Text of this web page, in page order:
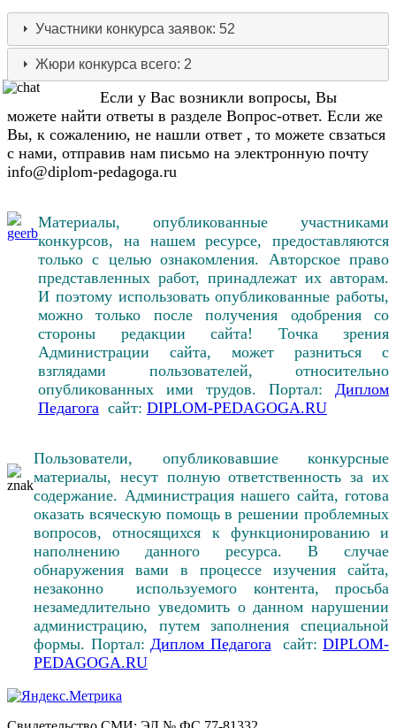
Участники конкурсазаявок: 52
Жюри конкурса всего: 2
Если у Вас возникли вопросы, Вы
можете найти ответы в разделе Вопрос-ответ. Если же
Вы, к сожалению, не нашли ответ , то можете свзаться
с нами, отправив нам письмо на электронную почту
info@diplom-pedagoga.ru
Материалы, опубликованные участниками
конкурсов, на нашем ресурсе, предоставляются
только с целью ознакомления. Авторское право
представленных работ, принадлежат их авторам.
И поэтому использовать опубликованные работы,
можно только после получения одобрения со
стороны редакции сайта! Точка зрения
Администрации сайта, может разниться с
взглядами пользователей, относительно
опубликованных ими трудов. Портал: Диплом
Педагога сайт: DIPLOM-PEDAGOGA.RU
Пользователи, опубликовавшие конкурсные
материалы, несут полную ответственность за их
содержание. Администрация нашего сайта, готова
оказать всяческую помощь в решении проблемных
вопросов, относящихся к функционированию и
наполнению данного ресурса. В случае
обнаружения вами в процессе изучения сайта,
незаконно используемого контента, просьба
незамедлительно уведомить о данном нарушении
администрацию, путем заполнения специальной
формы. Портал: Диплом Педагога сайт: DIPLOM-
PEDAGOGA.RU